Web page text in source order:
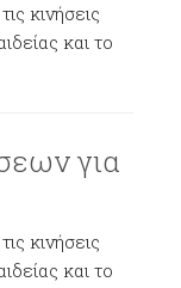
κινήσεις
και το
για
κινήσεις
και το